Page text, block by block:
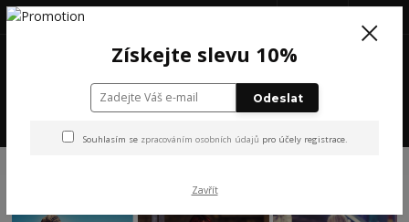
+420 777 199 652
Získejte slevu 10%
Odeslat
Souhlasím se zpracováním osobních údajů pro účely registrace.
Zavřít